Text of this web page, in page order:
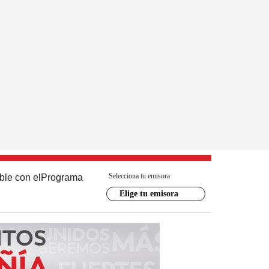
con el Programa Selecciona tu emisora
Elige tu emisora